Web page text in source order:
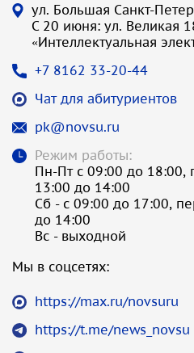
ул. Большая Санкт-
С 20 июня: ул. Великая
«Интеллектуальная
+7 8162 33-20-44
Чат для абитуриентов
pk@novsu.ru
Режим работы:
Пн-Пт с 09:00 до 18:00,
13:00 до 14:00
Сб - с 09:00 до 17:00,
до 14:00
Вс - выходной
Мы в соцсетях:
https://max.ru/novsuru
https://t.me/news_novsu